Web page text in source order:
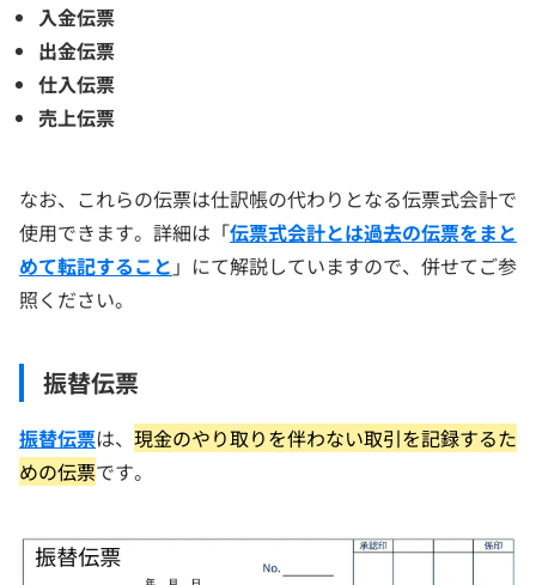
入金伝票
出金伝票
仕入伝票
売上伝票
なお、これらの伝票は仕訳帳の代わりとなる伝票式会計で
使用できます。詳細は「伝票式会計とは過去の伝票をまと
めて転記すること 」にて解説していますので、併せてご参
照ください。
振替伝票
振替伝票は、 現金のやり取りを伴わない取引を記録するた
めの伝票です。